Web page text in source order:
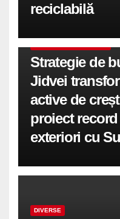
reciclabilă
Strategie de
Jidvei
active de
proiect
exteriori cu
DIVERSE